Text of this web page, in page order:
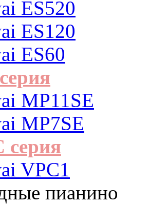
ES520
ES120
ES60
MP11SE
MP7SE
серия
VPC1
пианино